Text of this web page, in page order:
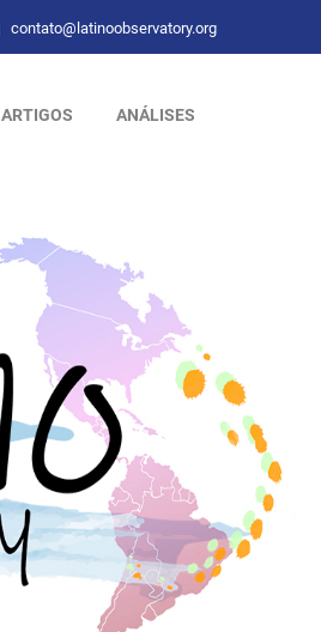
contato@latinoobservatory.org
ARTIGOS ANÁLISES